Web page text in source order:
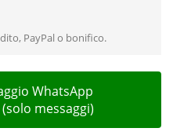
PayPal o bonifico.
WhatsApp
messaggi)